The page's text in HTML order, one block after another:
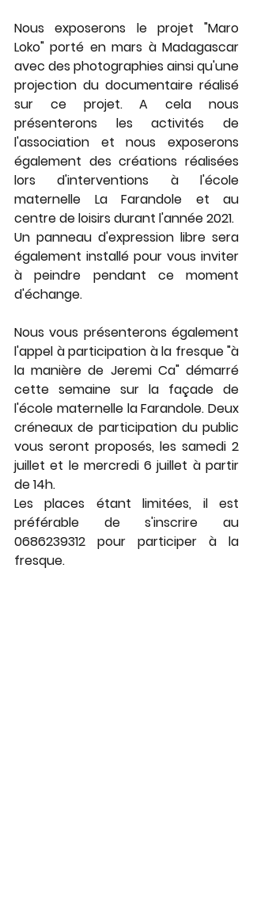
Nous exposerons le projet "Maro
Loko" porté en mars à Madagascar
avec des photographies ainsi qu'une
projection du documentaire réalisé
sur ce projet. A cela nous
présenterons les activités de
l'association et nous exposerons
également des créations réalisées
lors d'interventions à l'école
maternelle La Farandole et au
centre de loisirs durant l'année 2021.
Un panneau d'expression libre sera
également installé pour vous inviter
à peindre pendant ce moment
d'échange.
Nous vous présenterons également
l'appel à participation à la fresque "à
la manière de Jeremi Ca" démarré
cette semaine sur la façade de
l'école maternelle la Farandole. Deux
créneaux de participation du public
vous seront proposés, les samedi 2
juillet et le mercredi 6 juillet à partir
de 14h.
Les places étant limitées, il est
préférable de s'inscrire au
0686239312 pour participer à la
fresque.